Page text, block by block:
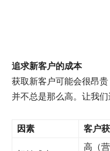
追求新客户的成本
获取新客户可能会很昂
并不总是那么高。让我们
因素 客户
高（